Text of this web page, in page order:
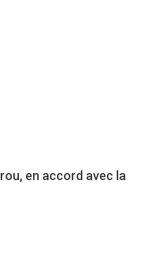
en accord avec la